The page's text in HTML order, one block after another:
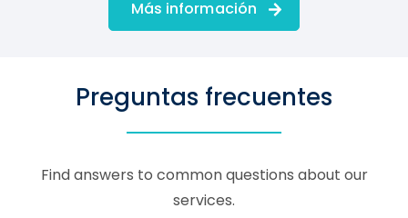
Más información
Preguntas frecuentes
Find answers to common questions about our
services.